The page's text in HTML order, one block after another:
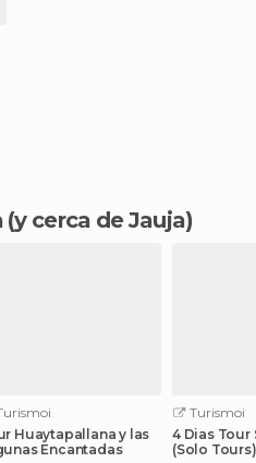
(y cerca de Jauja)
Huaytapallana y las
Encantadas
Turismoi
4 Dias Tour
(Solo Tours)